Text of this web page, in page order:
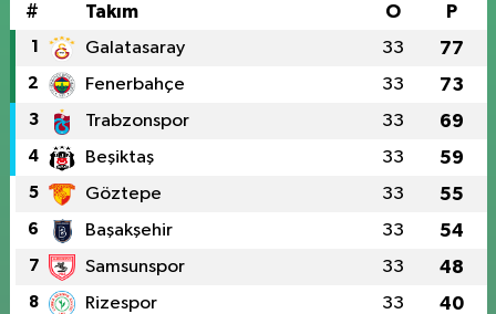
# Takım O P
1 Galatasaray 33 77
2 Fenerbahçe 33 73
3 Trabzonspor 33 69
4 Beşiktaş 33 59
5 Göztepe 33 55
6 Başakşehir 33 54
7 Samsunspor 33 48
8 Rizespor 33 40